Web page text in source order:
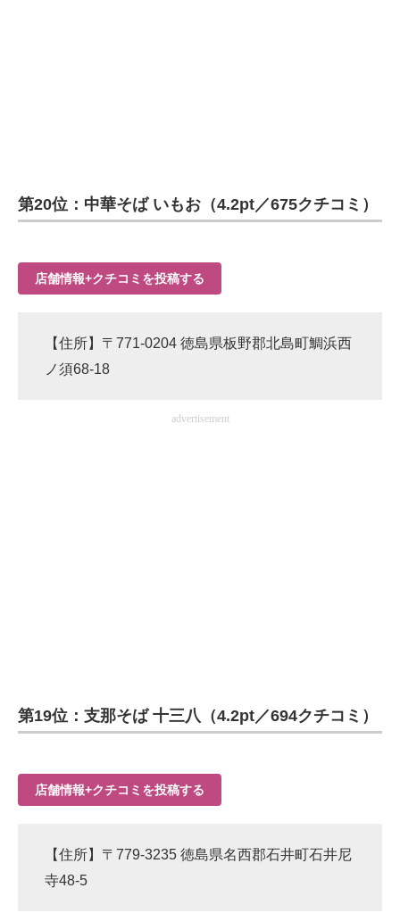
第20位：中華そば いもお（4.2pt／675クチコミ）
店舗情報+クチコミを投稿する
【住所】〒771-0204 徳島県板野郡北島町鯛浜西
ノ須68-18
advertisement
第19位：支那そば 十三八（4.2pt／694クチコミ）
店舗情報+クチコミを投稿する
【住所】〒779-3235 徳島県名西郡石井町石井尼
寺48-5